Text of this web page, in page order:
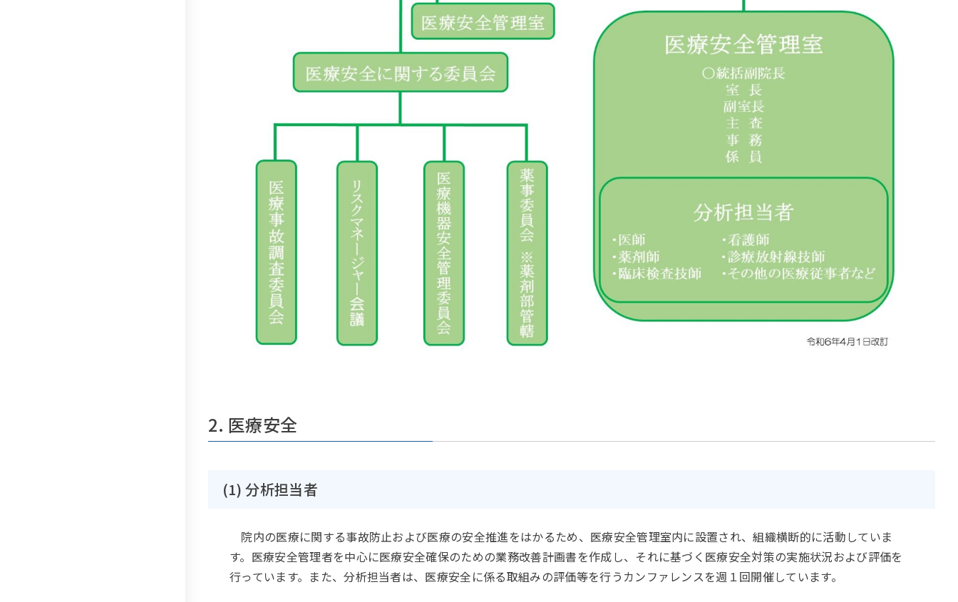
2. 医療安全
(1) 分析担当者
院内の医療に関する事故防止および医療の安全推進をはかるため、医療安全管理室内に設置され、組織横断的に活動していま
す。医療安全管理者を中心に医療安全確保のための業務改善計画書を作成し、それに基づく医療安全対策の実施状況および評価を
行っています。また、分析担当者は、医療安全に係る取組みの評価等を行うカンファレンスを週１回開催しています。